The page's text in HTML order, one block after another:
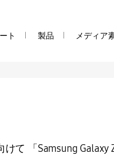
ト 製品 メディア
て 「Samsung Galaxy